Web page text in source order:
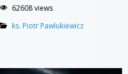
62608 views
ks. Piotr Pawlukiewicz